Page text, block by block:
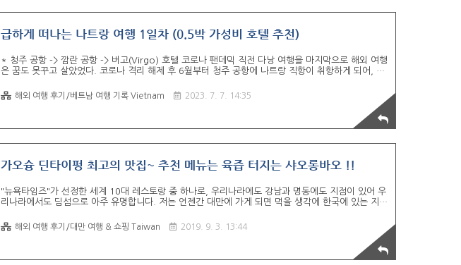
급하게 떠나는 나트랑 여행 1일차 (0.5박 가성비 호텔 추천)
* 청주 공항 -> 깜란 공항 -> 버고(Virgo) 호텔 코로나 팬데믹 직전 다낭 여행을 마지막으로 해외 여행
은 꿈도 못꾸고 살았었다. 코로나 격리 해제 후 6월부터 청주 공항에 나트랑 직항이 취항하게 되어, 급
단 6일 일정, 리조트, 호텔 일정 짜기에는 시간이 너무 부족해서 대략적으로만 짜기로 결정... (정말 대
략적인것도 힘들다,,,,,,극 J 성향..) 여행 1일차, 18시 칼퇴근 후 여행짐 들고 바로 공항으로 ㄱㄱ 청주
에 나트랑 직항이 없으면 꿈도 못꾸는 일~~!! 언제나 그렇듯 청주 공항은 한산 하다.. (하지만 주차
해외 여행 후기/베트남 여행 기록 Vietnam 2023. 7. 7. 14:35
가오슝 딘타이펑 최고의 맛집~ 추천 메뉴는 육즙 터지는 샤오롱바오 !!
"뉴욕타임즈"가 선정한 세계 10대 레스토랑 중 하나로, 우리나라에도 강남과 명동에도 지점이 있어 우
리나라에서도 딤섬으로 아주 유명합니다. 저는 언젠간 대만에 가게 되면 먹을 생각에 한국에 있는 지점
역 (가오슝 아레나역) 하차 5번 출구에서 도보로 5분 거리 (한신 아레나 백화점 지하 1층) ￼ 딘타이펑
가오슝점은 가오슝 북쪽에 위치하고 있어서 용호탑이나 연지담 일정이 있을 때 같이 넣으면 이동 경로
를 줄일 수 있습니다. - 영업 시간 - 오전 11:00 ~ 오후 21:30 - 대기 꿀팁 - 타이페이에 딘타이펑은
해외 여행 후기/대만 여행 & 쇼핑 Taiwan 2019. 9. 3. 13:44